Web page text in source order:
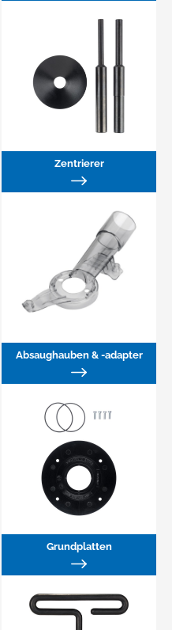
Zentrierer
Absaughauben & -adapter
Grundplatten